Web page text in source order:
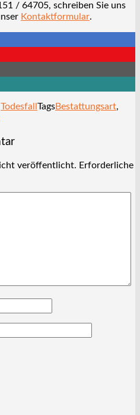
/ 64705, schreiben Sie uns
Kontaktformular.
Todesfall TagsBestattungsart,
veröffentlicht. Erforderliche